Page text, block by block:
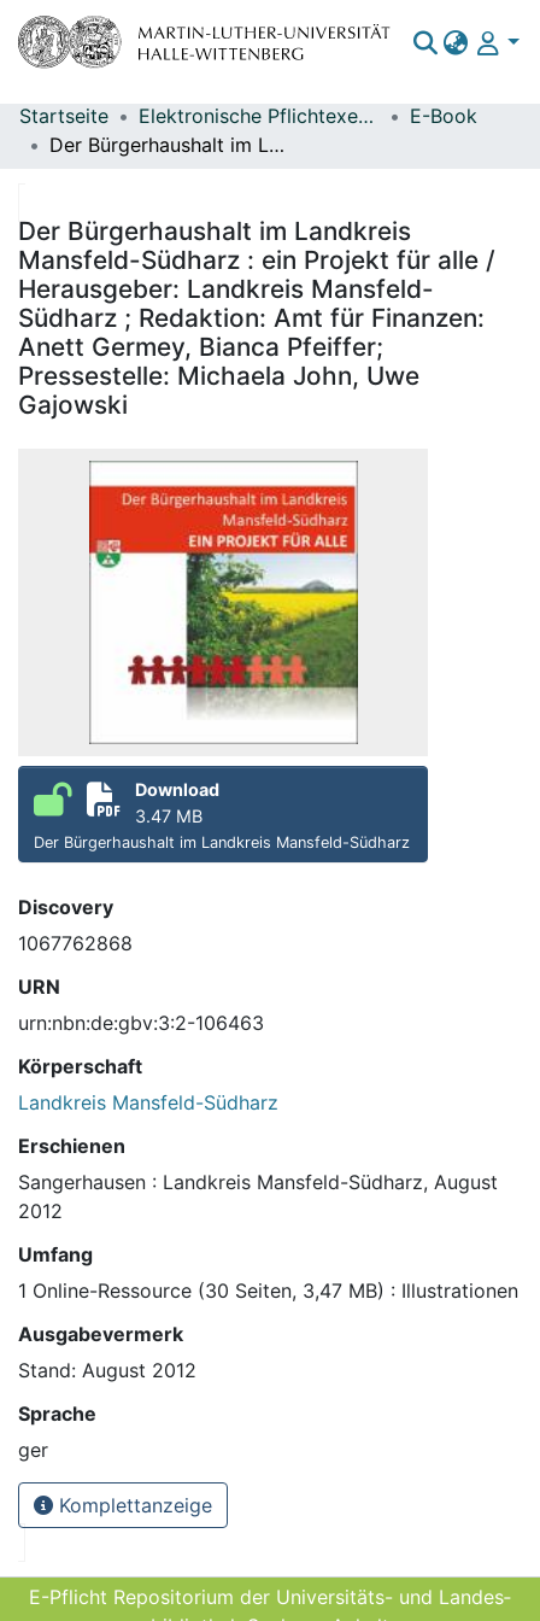
Bereiche & Sammlungen
Statistiken
Startseite Elektronische Pflichtexemplare
E-Book
Der Bürgerhaushalt im Landkreis Mansfeld-Südharz : ein Projekt für alle / Herausgeber: Landkreis Mansfeld-Südharz ; Redaktion: Amt für Finanzen: Anett Germey, Bianca Pfeiffer; Pressestelle: Michaela John, Uwe Gajowski
Der Bürgerhaushalt im Landkreis
Mansfeld-Südharz : ein Projekt für alle /
Herausgeber: Landkreis Mansfeld-
Südharz ; Redaktion: Amt für Finanzen:
Anett Germey, Bianca Pfeiffer;
Pressestelle: Michaela John, Uwe
Gajowski
Download
3.47 MB
Der Bürgerhaushalt im Landkreis Mansfeld-Südharz
Discovery
1067762868
URN
urn:nbn:de:gbv:3:2-106463
Körperschaft
Landkreis Mansfeld-Südharz
Erschienen
Sangerhausen : Landkreis Mansfeld-Südharz, August
2012
Umfang
1 Online-Ressource (30 Seiten, 3,47 MB) : Illustrationen
Ausgabevermerk
Stand: August 2012
Sprache
ger
Komplettanzeige
E-Pflicht Repositorium der Universitäts- und Landes­